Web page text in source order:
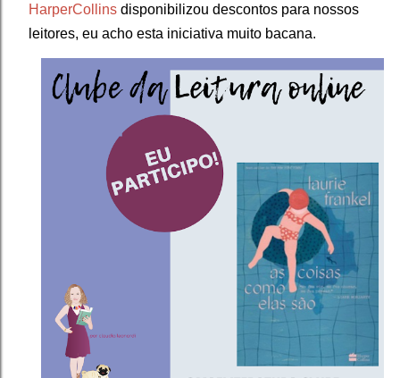
HarperCollins disponibilizou descontos para nossos
leitores, eu acho esta iniciativa muito bacana.⁣